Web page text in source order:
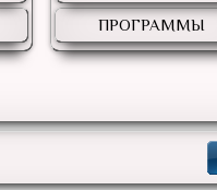
ПРОГРАММЫ